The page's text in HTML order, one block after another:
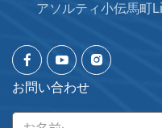
アソルティ小伝馬町
お問い合わせ